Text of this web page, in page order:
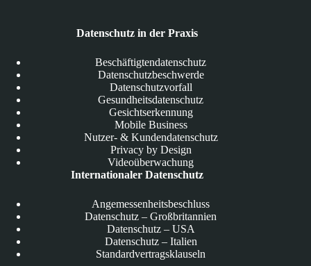
Datenschutz in der Praxis
Beschäftigtendatenschutz
Datenschutzbeschwerde
Datenschutzvorfall
Gesundheitsdatenschutz
Gesichtserkennung
Mobile Business
Nutzer- & Kundendatenschutz
Privacy by Design
Videoüberwachung
Internationaler Datenschutz
Angemessenheitsbeschluss
Datenschutz – Großbritannien
Datenschutz – USA
Datenschutz – Italien
Standardvertragsklauseln